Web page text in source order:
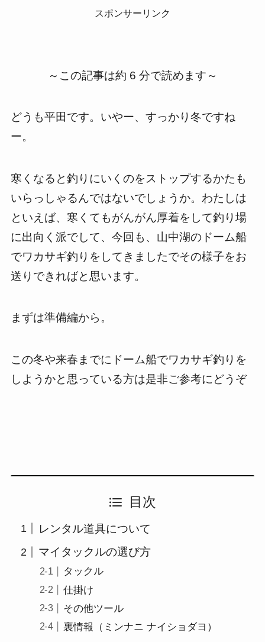
スポンサーリンク
～この記事は約 6 分で読めます～
どうも平田です。いやー、すっかり冬ですね
ー。
寒くなると釣りにいくのをストップするかたも
いらっしゃるんではないでしょうか。わたしは
といえば、寒くてもがんがん厚着をして釣り場
に出向く派でして、今回も、山中湖のドーム船
でワカサギ釣りをしてきましたでその様子をお
送りできればと思います。
まずは準備編から。
この冬や来春までにドーム船でワカサギ釣りを
しようかと思っている方は是非ご参考にどうぞ
目次
レンタル道具について
マイタックルの選び方
タックル
仕掛け
その他ツール
裏情報（ミンナニ ナイショダヨ）